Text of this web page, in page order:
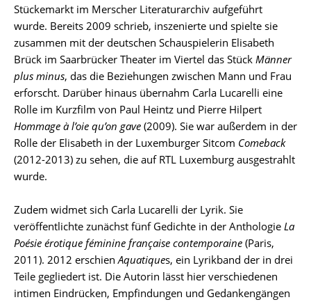
Stückemarkt im Merscher Literaturarchiv aufgeführt
wurde. Bereits 2009 schrieb, inszenierte und spielte sie
zusammen mit der deutschen Schauspielerin Elisabeth
Brück im Saarbrücker Theater im Viertel das Stück Männer
plus minus, das die Beziehungen zwischen Mann und Frau
erforscht. Darüber hinaus übernahm Carla Lucarelli eine
Rolle im Kurzfilm von Paul Heintz und Pierre Hilpert
Hommage à l’oie qu’on gave (2009). Sie war außerdem in der
Rolle der Elisabeth in der Luxemburger Sitcom Comeback
(2012-2013) zu sehen, die auf RTL Luxemburg ausgestrahlt
wurde.
Zudem widmet sich Carla Lucarelli der Lyrik. Sie
veröffentlichte zunächst fünf Gedichte in der Anthologie La
Poésie érotique féminine française contemporaine (Paris,
2011). 2012 erschienAquatiques, ein Lyrikband der in drei
Teile gegliedert ist. Die Autorin lässt hier verschiedenen
intimen Eindrücken, Empfindungen und Gedankengängen